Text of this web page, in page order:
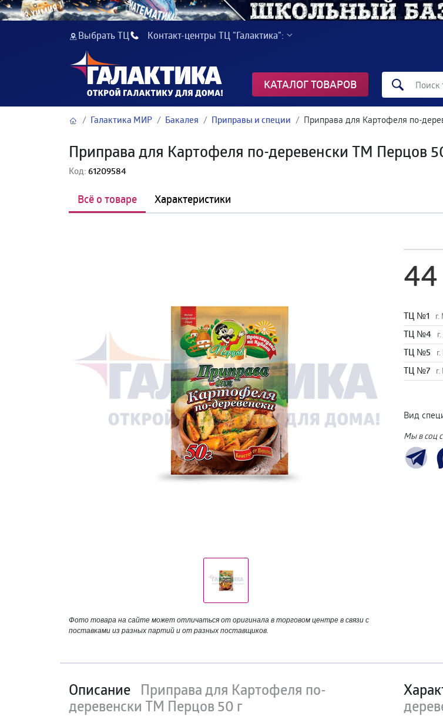
Выбрать ТЦ Контакт-центры ТЦ "Галактика":
КАТАЛОГ ТОВАРОВ
Галактика МИР Бакалея Приправы и специи Приправа для Картофеля по-
Приправа для Картофеля по-деревенски ТМ Перцов
Код: 61209584
Всё о товаре Характеристики
Фото товара на сайте может отличаться от оригинала в торговом центре в связи с
поставками из разных партий и от разных поставщиков.
44
TЦ №1
TЦ №4
TЦ №5
ТЦ №7
Вид
Мы в соц
Описание Приправа для Картофеля по-
деревенски ТМ Перцов 50 г